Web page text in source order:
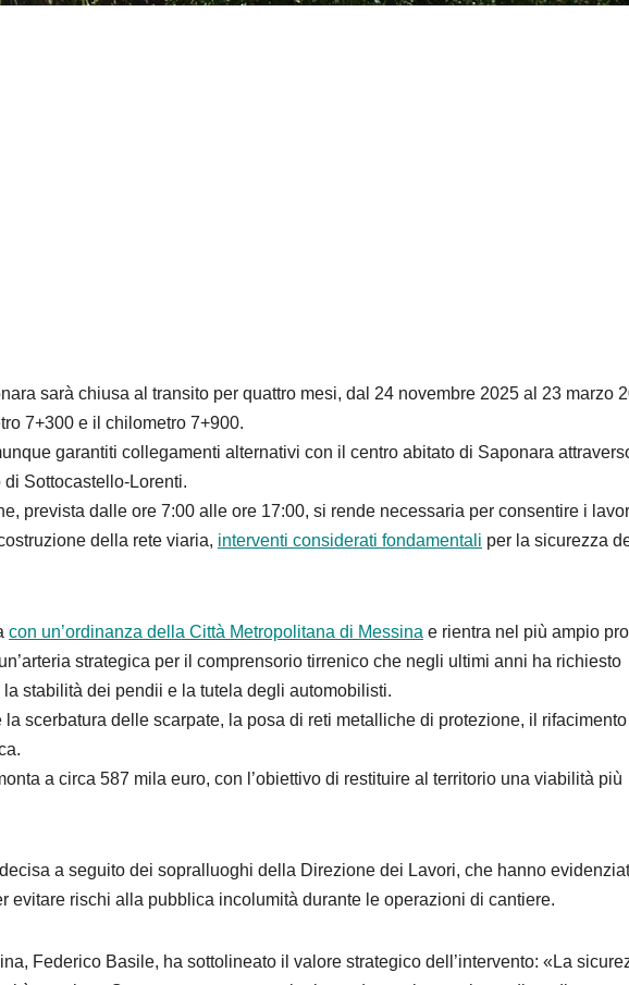
sarà chiusa al transito per quattro mesi, dal 24 novembre 2025 al 23 marzo
7+300 e il chilometro 7+900.
garantiti collegamenti alternativi con il centro abitato di Saponara
di Sottocastello-Lorenti.
prevista dalle ore 7:00 alle ore 17:00, si rende necessaria per consentire i
della rete viaria, interventi considerati fondamentali per la sicurezza
con un’ordinanza della Città Metropolitana di Messina e rientra nel più ampio
strategica per il comprensorio tirrenico che negli ultimi anni ha richiesto
stabilità dei pendii e la tutela degli automobilisti.
la scerbatura delle scarpate, la posa di reti metalliche di protezione, il rifacimento
a circa 587 mila euro, con l’obiettivo di restituire al territorio una viabilità più
a seguito dei sopralluoghi della Direzione dei Lavori, che hanno
evitare rischi alla pubblica incolumità durante le operazioni di cantiere.
Federico Basile, ha sottolineato il valore strategico dell’intervento: «La